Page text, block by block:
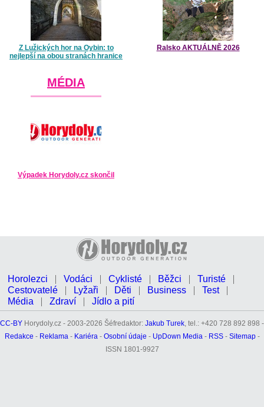
Z Lužických hor na Oybin: to
nejlepší na obou stranách hranice
Ralsko AKTUÁLNĚ 2026
MÉDIA
Výpadek Horydoly.cz skončil
Horolezci Vodáci Cyklisté Běžci
Turisté
Cestovatelé
Lyžaři Děti Business
Test
Média
Zdraví Jídlo a pití
CC-BY Horydoly.cz - 2003-2026 Šéfredaktor: Jakub Turek, tel.: +420 728 892 898 -
Redakce - Reklama- Kariéra- Osobní údaje - UpDown Media- RSS- Sitemap-
ISSN 1801-9927